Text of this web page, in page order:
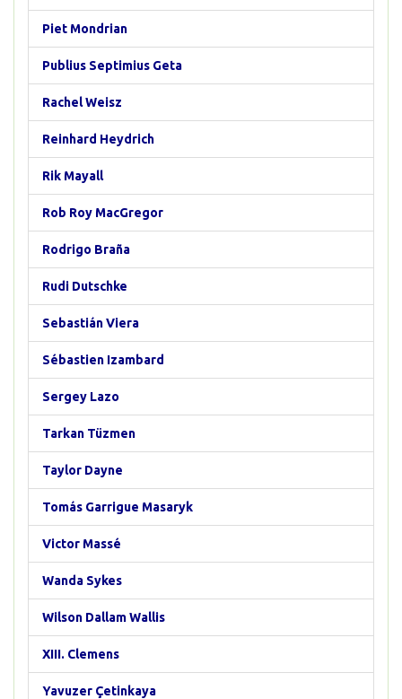
Piet Mondrian
Publius Septimius Geta
Rachel Weisz
Reinhard Heydrich
Rik Mayall
Rob Roy MacGregor
Rodrigo Braña
Rudi Dutschke
Sebastián Viera
Sébastien Izambard
Sergey Lazo
Tarkan Tüzmen
Taylor Dayne
Tomás Garrigue Masaryk
Victor Massé
Wanda Sykes
Wilson Dallam Wallis
XIII. Clemens
Yavuzer Çetinkaya